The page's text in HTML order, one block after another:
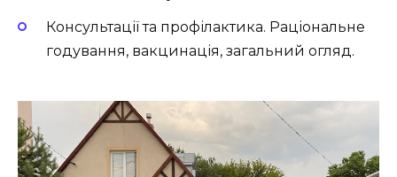
Консультації та профілактика. Раціональне
годування, вакцинація, загальний огляд.